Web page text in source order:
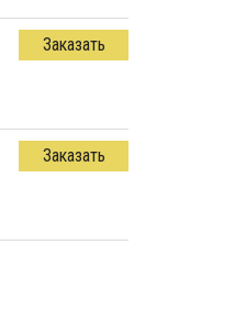
Заказать
Заказать